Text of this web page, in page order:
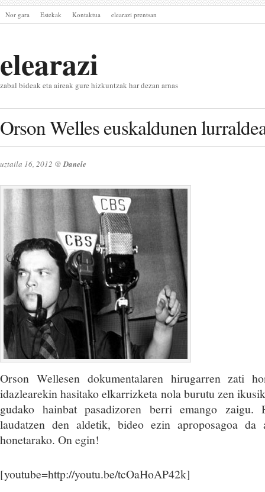
Nor gara Estekak Kontaktua elearazi prentsan
elearazi
zabal bideak eta aireak gure hizkuntzak har dezan arnas
Orson Welles euskaldunen
uztaila 16, 2012 @Danele
Orson Wellesen dokumentalaren hirugarren zati
idazlearekin hasitako elkarrizketa nola burutu zen
gudako hainbat pasadizoren berri emango zaigu.
laudatzen den aldetik, bideo ezin aproposagoa da
honetarako. On egin!
[youtube=http://youtu.be/tcOaHoAP42k]